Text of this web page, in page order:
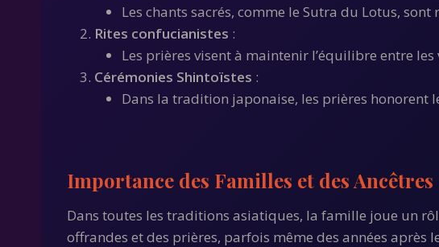
Les chants sacrés, comme le Sutra du Lotus,
Rites confucianistes :
Les prières visent à maintenir l’équilibre entre
Cérémonies Shintoïstes :
Dans la tradition japonaise, les prières honorent
Importance des Familles et des Ancêtres
Dans toutes les traditions asiatiques, la famille joue un
offrandes et des prières, parfois même des années après